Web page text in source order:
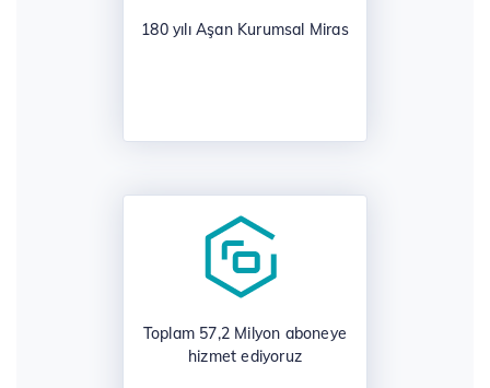
180 yılı Aşan Kurumsal Miras
Toplam 57,2 Milyon aboneye
hizmet ediyoruz